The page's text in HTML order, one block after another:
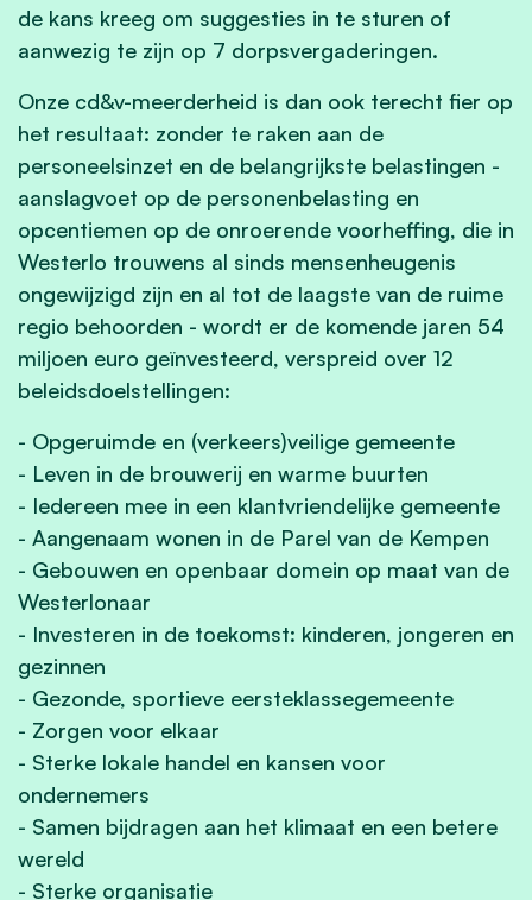
de kans kreeg om suggesties in te sturen of
aanwezig te zijn op 7 dorpsvergaderingen.
Onze cd&v-meerderheid is dan ook terecht fier op
het resultaat: zonder te raken aan de
personeelsinzet en de belangrijkste belastingen -
aanslagvoet op de personenbelasting en
opcentiemen op de onroerende voorheffing, die in
Westerlo trouwens al sinds mensenheugenis
ongewijzigd zijn en al tot de laagste van de ruime
regio behoorden - wordt er de komende jaren 54
miljoen euro geïnvesteerd, verspreid over 12
beleidsdoelstellingen:
- Opgeruimde en (verkeers)veilige gemeente
- Leven in de brouwerij en warme buurten
- Iedereen mee in een klantvriendelijke gemeente
- Aangenaam wonen in de Parel van de Kempen
- Gebouwen en openbaar domein op maat van de
Westerlonaar
- Investeren in de toekomst: kinderen, jongeren en
gezinnen
- Gezonde, sportieve eersteklassegemeente
- Zorgen voor elkaar
- Sterke lokale handel en kansen voor
ondernemers
- Samen bijdragen aan het klimaat en een betere
wereld
- Sterke organisatie